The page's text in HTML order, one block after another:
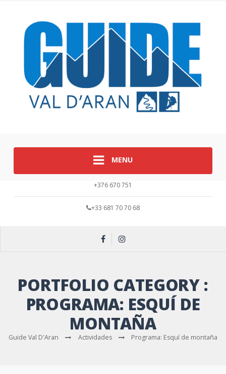
MENU
+376 670 751
+33 681 70 70 68
PORTFOLIO CATEGORY :
PROGRAMA: ESQUÍ DE
MONTAÑA
Guide Val D'Aran Actividades Programa: Esquí de montaña